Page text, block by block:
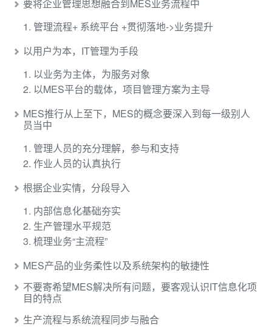
要将企业管理思想融合到MES业务流程中
1. 管理流程+ 系统平台 +贯彻落地->业务提升
以用户为本，IT管理为手段
1. 以业务为主体，为服务对象
2. 以MES平台的载体，项目管理方案为主导
MES推行从上至下，MES的概念要深入到每一级别人
员当中
1. 管理人员的充分理解，参与和支持
2. 作业人员的认真执行
根据企业实情，分段导入
1. 内部信息化基础夯实
2. 生产管理水平规范
3. 梳理业务“主流程”
MES产品的业务柔性以及系统架构的敏捷性
不要寄希望MES解决所有问题，要客观认识IT信息化项
目的特点
生产流程与系统流程同步与融合